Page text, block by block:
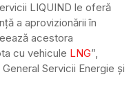
LIQUIND le oferă
a aprovizionării în
acestora
cu vehicule LNG”,
Servicii Energie și